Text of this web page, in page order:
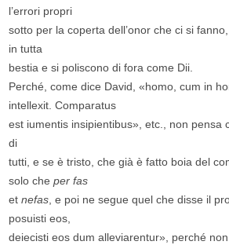
l’errori propri
sotto per la coperta dell’onor che ci si
in tutta
bestia e si poliscono di fora come Dii.
Perché, come dice David, «homo, cum in
intellexit. Comparatus
est iumentis insipientibus», etc., non pensa
di
tutti, e se è tristo, che già è fatto boia del
solo cheper fas
et nefas, e poi ne segue quel che disse il
posuisti eos,
deiecisti eos dum alleviarentur», perché